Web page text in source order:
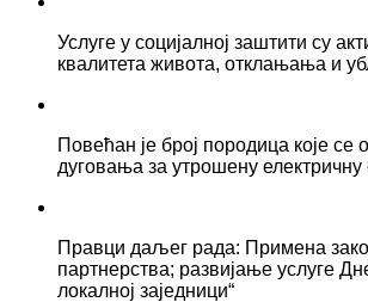
Услуге у социјалној заштити су
квалитета живота, отклањања и
Повећан је број породица које
дуговања за утрошену
Правци даљег рада: Примена
партнерства; развијање услуге
локалној заједници“